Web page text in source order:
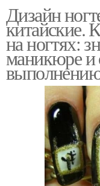
Дизайн
китайские.
на ногтях:
маникюре и